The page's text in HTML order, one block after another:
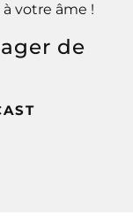
votre âme !
de